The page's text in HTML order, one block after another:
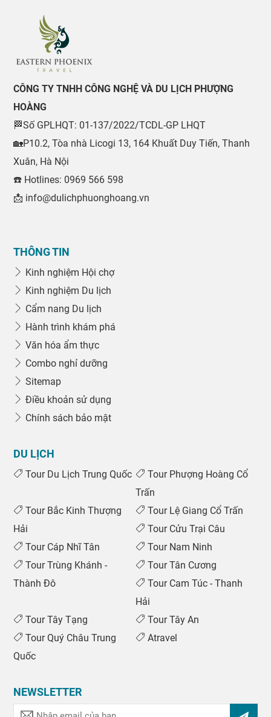
CÔNG TY TNHH CÔNG NGHỆ VÀ DU LỊCH PHƯỢNG
HOÀNG
🏁Số GPLHQT: 01-137/2022/TCDL-GP LHQT
🏡P10.2, Tòa nhà Licogi 13, 164 Khuất Duy Tiến, Thanh
Xuân, Hà Nội
☎️ Hotlines: 0969 566 598
📩 info@dulichphuonghoang.vn
THÔNG TIN
Kinh nghiệm Hội chợ
Kinh nghiệm Du lịch
Cẩm nang Du lịch
Hành trình khám phá
Văn hóa ẩm thực
Combo nghỉ dưỡng
Sitemap
Điều khoản sử dụng
Chính sách bảo mật
DU LỊCH
Tour Du Lịch Trung Quốc
Tour Phượng Hoàng Cổ
Trấn
Tour Bắc Kinh Thượng
Hải
Tour Lệ Giang Cổ Trấn
Tour Cửu Trại Câu
Tour Cáp Nhĩ Tân
Tour Nam Ninh
Tour Trùng Khánh -
Thành Đô
Tour Tân Cương
Tour Cam Túc - Thanh
Hải
Tour Tây Tạng
Tour Tây An
Tour Quý Châu Trung
Quốc
Atravel
NEWSLETTER